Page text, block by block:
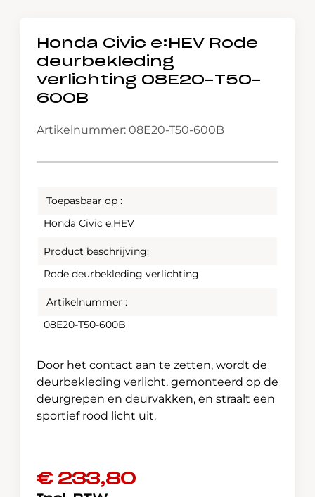
Honda Civic e:HEV Rode
deurbekleding
verlichting 08E20-T50-
600B
Artikelnummer: 08E20-T50-600B
Toepasbaar op :
Honda Civic e:HEV
Product beschrijving:
Rode deurbekleding verlichting
Artikelnummer :
08E20-T50-600B
Door het contact aan te zetten, wordt de
deurbekleding verlicht, gemonteerd op de
deurgrepen en deurvakken, en straalt een
sportief rood licht uit.
€233,80